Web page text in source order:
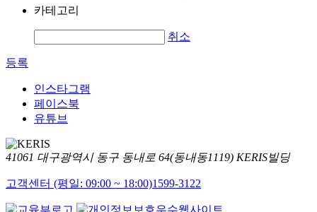
카테고리
취소
등록
인스타그램
페이스북
유튜브
41061 대구광역시 동구 동내로 64(동내동1119) KERIS빌딩
고객센터 (평일: 09:00 ~ 18:00)1599-3122